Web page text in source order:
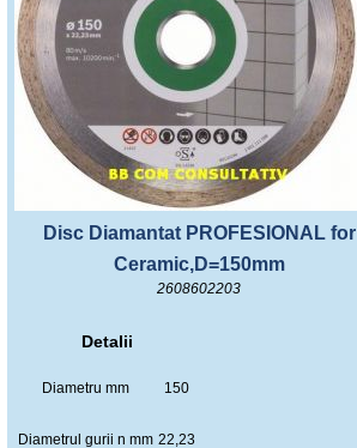
Disc Diamantat PROFESIONAL for
Ceramic,D=150mm
2608602203
Detalii
Diametru mm 150
Diametrul gurii n mm 22,23